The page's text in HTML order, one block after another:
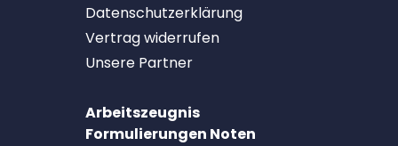
Datenschutzerklärung
Vertrag widerrufen
Unsere Partner
Arbeitszeugnis
Formulierungen Noten